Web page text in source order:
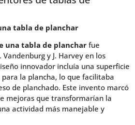
tabla de planchar
una tabla de planchar fue
y J. Harvey en los
innovador incluía una superficie
la plancha, lo que facilitaba
de planchado. Este invento marcó
mejoras que transformarían la
actividad más manejable y